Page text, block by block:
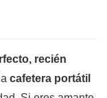
recién
cafetera portátil